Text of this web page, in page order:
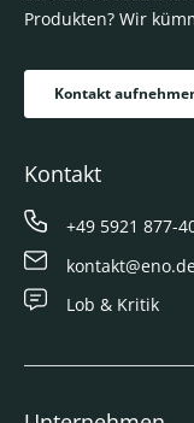
Produkten? Wir
Kontakt
Kontakt
+49 5921 877-
Lob & Kritik